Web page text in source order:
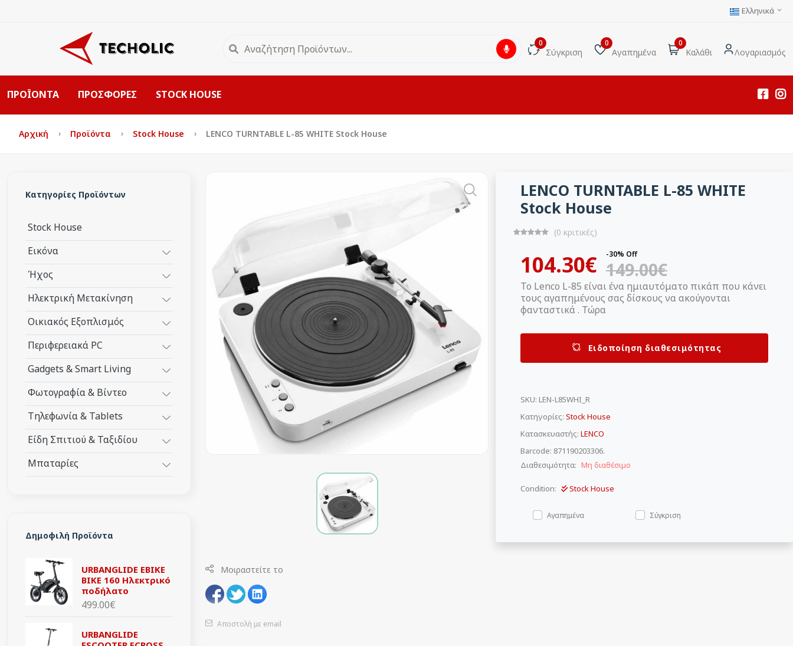
Ελληνικά
0
Σύγκριση
0
Αγαπημένα
0
Καλάθι Λογαριασμός
ΠΡΟΪΟΝΤΑ ΠΡΟΣΦΟΡΕΣ STOCK HOUSE
Αρχική Προϊόντα Stock House LENCO TURNTABLE L-85 WHITE Stock House
Κατηγορίες Προϊόντων
Stock House
Εικόνα
Ήχος
Ηλεκτρική Μετακίνηση
Οικιακός Εξοπλισμός
Περιφερειακά PC
Gadgets & Smart Living
Φωτογραφία & Βίντεο
Τηλεφωνία & Tablets
Είδη Σπιτιού & Ταξιδίου
Μπαταρίες
Δημοφιλή Προϊόντα
URBANGLIDE EBIKE
BIKE 160 Ηλεκτρικό
ποδήλατο
499.00€
URBANGLIDE
Μοιραστείτε το
Αποστολή με email
LENCO TURNTABLE L-85 WHITE
Stock House
(0 κριτικές)
104.30€ -30% Off
149.00€
Το Lenco L-85 είναι ένα ημιαυτόματο πικάπ που κάνει
τους αγαπημένους σας δίσκους να ακούγονται
φανταστικά . Τώρα
Ειδοποίηση διαθεσιμότητας
SKU: LEN-L85WHI_R
Κατηγορίες: Stock House
Κατασκευαστής: LENCO
Barcode: 871190203306.
Διαθεσιμότητα: Μη διαθέσιμο
Condition: Stock House
Αγαπημένα Σύγκριση